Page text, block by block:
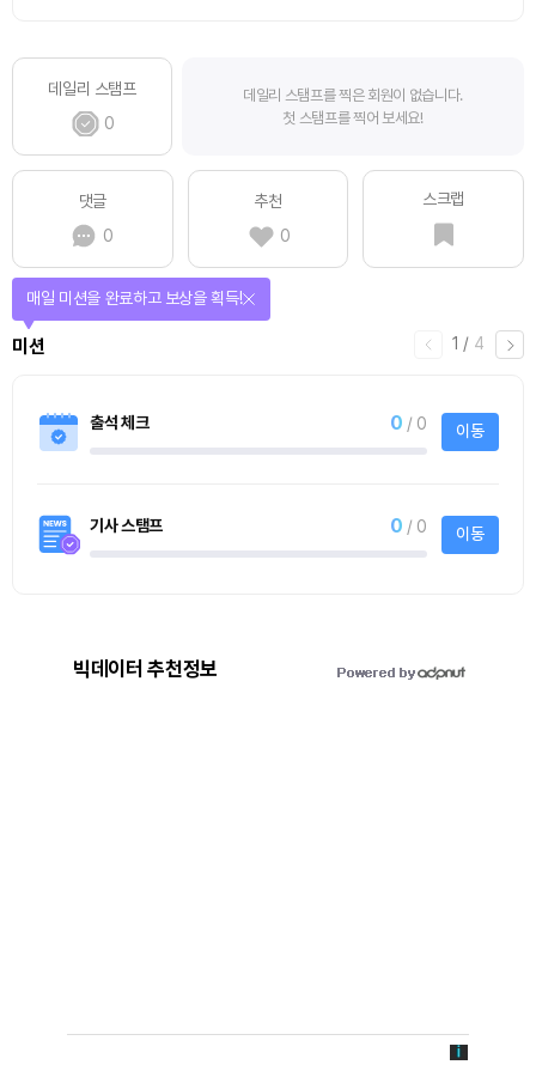
데일리 스탬프
0
데일리 스탬프를 찍은 회원이 없습니다.
첫 스탬프를 찍어 보세요!
댓글
0
추천
0
스크랩
1 / 4
미션
매일 미션을 완료하고 보상을 획득!
출석 체크 0 / 0 이동
기사 스탬프 0 / 0 이동
빅데이터 추천정보